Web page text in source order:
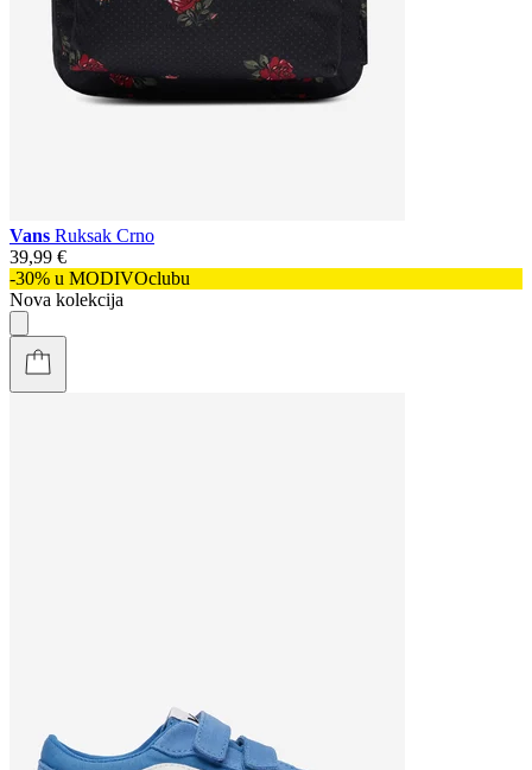
Vans Ruksak Crno
39,99 €
-30% u MODIVOclubu
Nova kolekcija